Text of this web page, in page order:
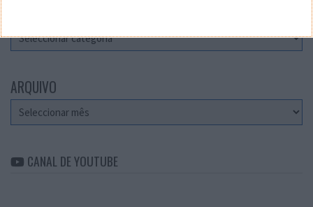
ARQUIVO
Arquivo
CANAL DE YOUTUBE